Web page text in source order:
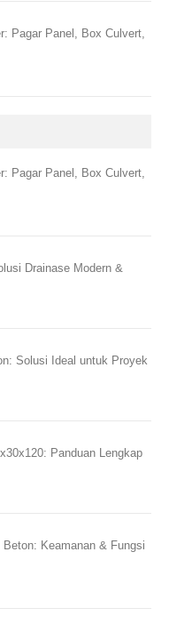
Pagar Panel, Box Culvert,
Pagar Panel, Box Culvert,
Drainase Modern &
Solusi Ideal untuk Proyek
Panduan Lengkap
Keamanan & Fungsi